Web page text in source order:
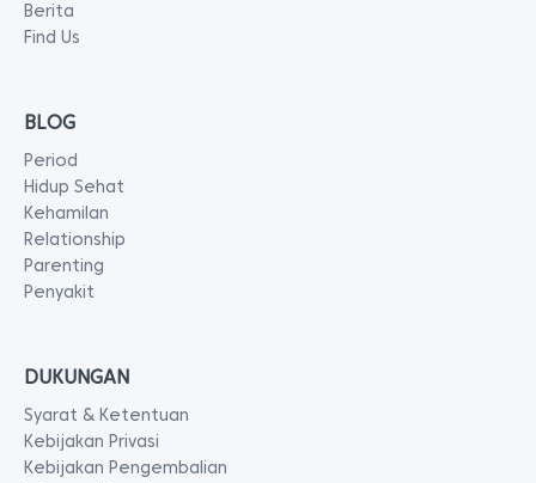
Berita
Find Us
BLOG
Period
Hidup Sehat
Kehamilan
Relationship
Parenting
Penyakit
DUKUNGAN
Syarat & Ketentuan
Kebijakan Privasi
Kebijakan Pengembalian